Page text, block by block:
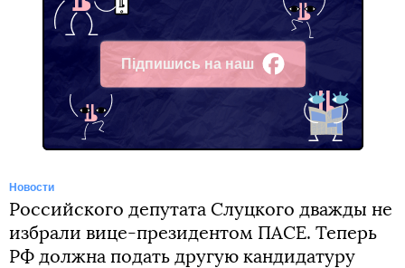
Підпишись на наш
Facebook
Новости
Российского депутата Слуцкого дважды не
избрали вице-президентом ПАСЕ. Теперь
РФ должна подать другую кандидатуру